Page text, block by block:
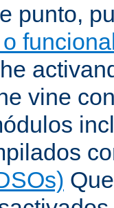
punto,
vine